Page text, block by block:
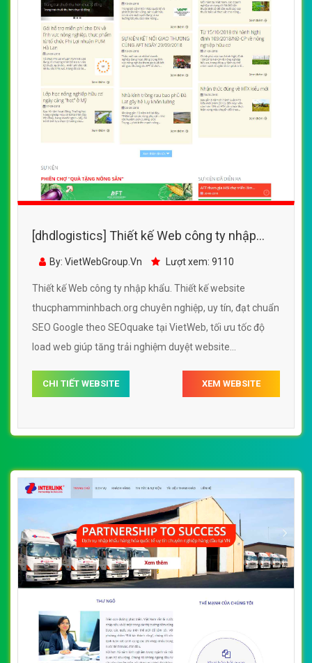
[dhdlogistics] Thiết kế Web công ty nhập
khẩu - thucphamminhbach.org
By: VietWebGroup.Vn Lượt xem: 9110
Thiết kế Web công ty nhập khẩu. Thiết kế website
thucphamminhbach.org chuyên nghiệp, uy tín, đạt chuẩn
SEO Google theo SEOquake tại VietWeb, tối ưu tốc độ
load web giúp tăng trải nghiệm duyệt website
kiếm.
CHI TIẾT WEBSITE XEM WEBSITE